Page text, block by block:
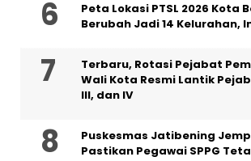
Peta Lokasi PTSL 2026 Kota
Berubah Jadi 14 Kelurahan,
‎Terbaru, Rotasi Pejabat
Wali Kota Resmi Lantik
III, dan IV ‎
Puskesmas Jatibening
Pastikan Pegawai SPPG